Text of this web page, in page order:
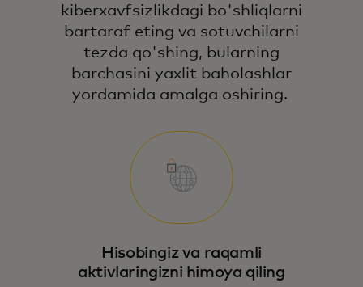
kiberxavfsizlikdagi bo'shliqlarni
bartaraf eting va sotuvchilarni
tezda qo'shing, bularning
barchasini yaxlit baholashlar
yordamida amalga oshiring.
Hisobingiz va raqamli
aktivlaringizni himoya qiling